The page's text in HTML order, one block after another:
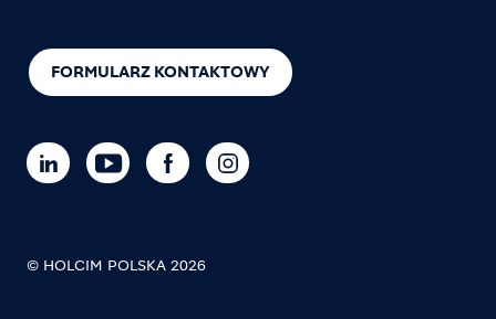
FORMULARZ KONTAKTOWY
© HOLCIM POLSKA 2026